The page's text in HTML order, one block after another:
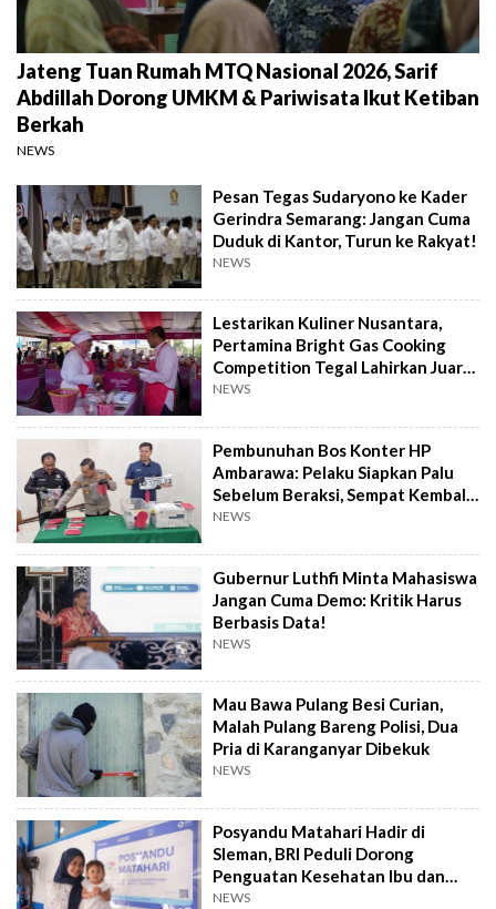
Jateng Tuan Rumah MTQ Nasional 2026, Sarif
Abdillah Dorong UMKM & Pariwisata Ikut Ketiban
Berkah
NEWS
Pesan Tegas Sudaryono ke Kader
Gerindra Semarang: Jangan Cuma
Duduk di Kantor, Turun ke Rakyat!
NEWS
Lestarikan Kuliner Nusantara,
Pertamina Bright Gas Cooking
Competition Tegal Lahirkan Juara
Baru
NEWS
Pembunuhan Bos Konter HP
Ambarawa: Pelaku Siapkan Palu
Sebelum Beraksi, Sempat Kembali
Datangi TKP
NEWS
Gubernur Luthfi Minta Mahasiswa
Jangan Cuma Demo: Kritik Harus
Berbasis Data!
NEWS
Mau Bawa Pulang Besi Curian,
Malah Pulang Bareng Polisi, Dua
Pria di Karanganyar Dibekuk
NEWS
Posyandu Matahari Hadir di
Sleman, BRI Peduli Dorong
Penguatan Kesehatan Ibu dan
Anak
NEWS